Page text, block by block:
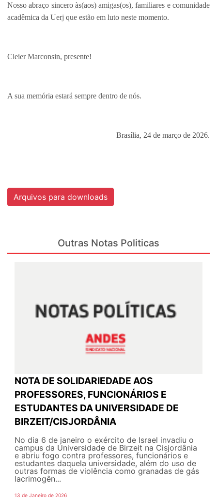
Nosso abraço sincero às(aos) amigas(os), familiares e comunidade
acadêmica da Uerj que estão em luto neste momento.
Cleier Marconsin, presente!
A sua memória estará sempre dentro de nós.
Brasília, 24 de março de 2026.
Arquivos para downloads
Outras Notas Politicas
NOTA DE SOLIDARIEDADE AOS
PROFESSORES, FUNCIONÁRIOS E
ESTUDANTES DA UNIVERSIDADE DE
BIRZEIT/CISJORDÂNIA
No dia 6 de janeiro o exército de Israel invadiu o
campus da Universidade de Birzeit na Cisjordânia
e abriu fogo contra professores, funcionários e
estudantes daquela universidade, além do uso de
outras formas de violência como granadas de gás
lacrimogên...
13 de Janeiro de 2026